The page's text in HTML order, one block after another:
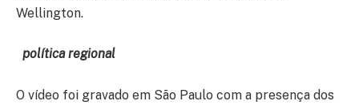
Wellington.
política regional
O vídeo foi gravado em São Paulo com a presença dos